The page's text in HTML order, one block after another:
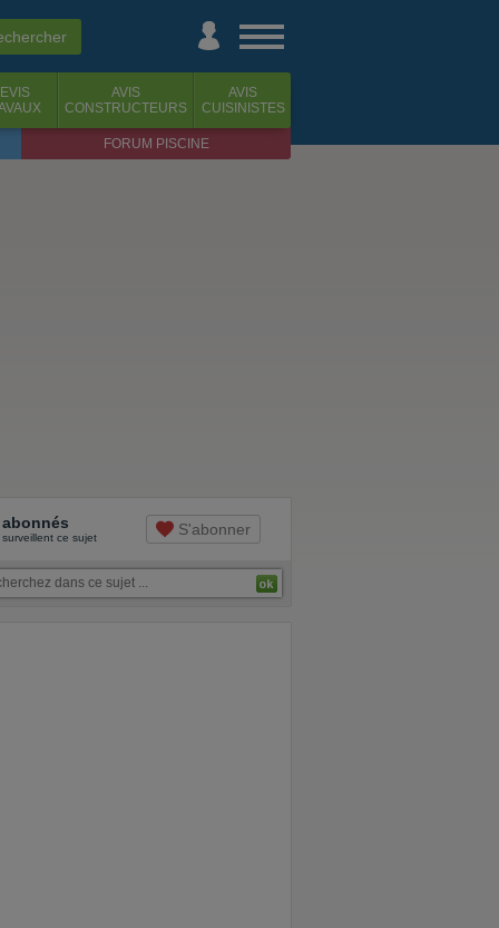
AVIS
CONSTRUCTEURS
AVIS
CUISINISTES
FORUM PISCINE
abonnés
surveillent ce sujet S'abonner